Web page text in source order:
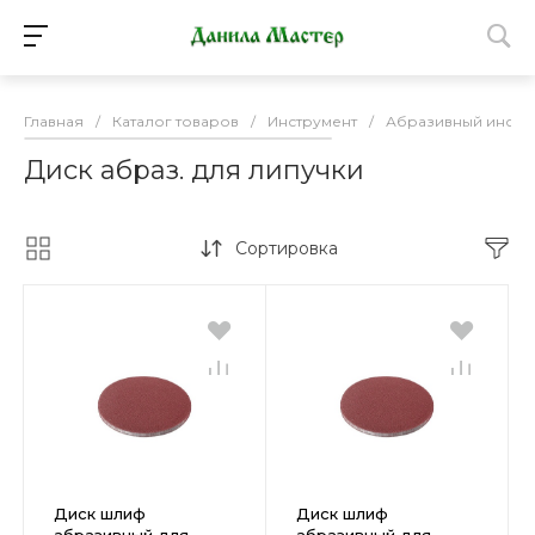
Главная / Каталог товаров / Инструмент / Абразивный
Диск абраз. для липучки
Сортировка
Диск шлиф
Диск шлиф